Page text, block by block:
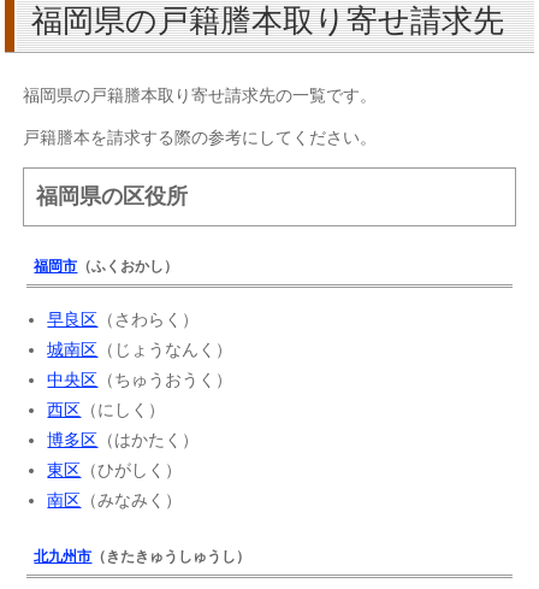
福岡県の戸籍謄本取り寄せ請求先
福岡県の戸籍謄本取り寄せ請求先の一覧です。
戸籍謄本を請求する際の参考にしてください。
福岡県の区役所
福岡市 （ふくおかし）
早良区 （さわらく）
城南区 （じょうなんく）
中央区 （ちゅうおうく）
西区 （にしく）
博多区 （はかたく）
東区 （ひがしく）
南区 （みなみく）
北九州市 （きたきゅうしゅうし）